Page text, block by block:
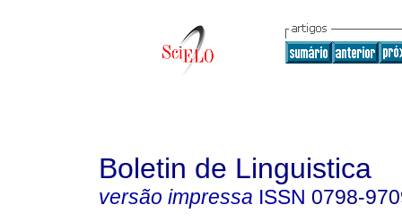
Boletin de Linguistica
versão impressa ISSN 0798-